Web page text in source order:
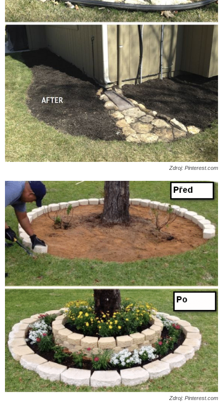
Zdroj: Pinterest.com
Zdroj: Pinterest.com